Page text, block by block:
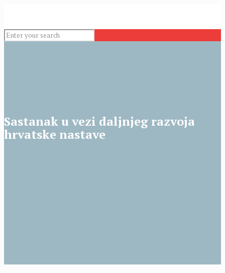
Sastanak u vezi daljnjeg razvoja
hrvatske nastave